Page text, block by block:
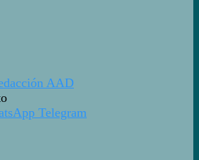
AAD
Telegram